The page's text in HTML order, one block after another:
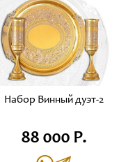
Набор Винный дуэт-2
88 000 Р.